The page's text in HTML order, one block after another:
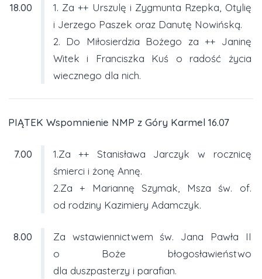
18.00
1. Za ++ Urszulę i Zygmunta Rzepka, Otylię
i Jerzego Paszek oraz Danutę Nowińską.
2. Do Miłosierdzia Bożego za ++ Janinę
Witek i Franciszka Kuś o radość życia
wiecznego dla nich.
PIĄTEK Wspomnienie NMP z Góry Karmel 16.07
7.00
1.Za ++ Stanisława Jarczyk w rocznicę
śmierci i żonę Annę.
2.Za + Mariannę Szymak, Msza św. of.
od rodziny Kazimiery Adamczyk.
8.00
Za wstawiennictwem św. Jana Pawła II
o Boże błogosławieństwo
dla duszpasterzy i parafian.